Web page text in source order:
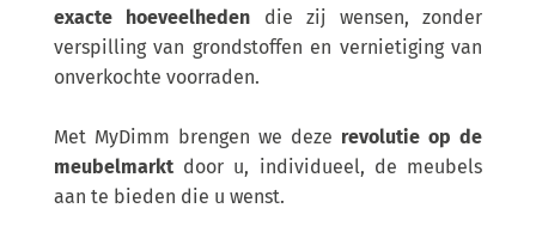
exacte hoeveelheden die zij wensen, zonder
verspilling van grondstoffen en vernietiging van
onverkochte voorraden.
Met MyDimm brengen we deze revolutie op de
meubelmarktdoor u, individueel, de meubels
aan te bieden die u wenst.